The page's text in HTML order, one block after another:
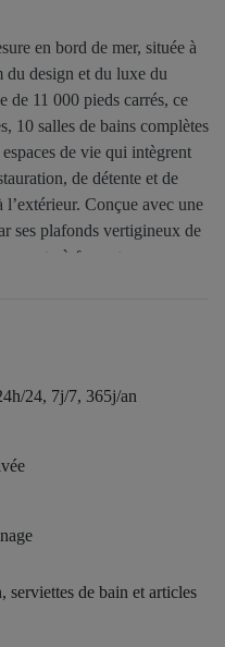
en bord de mer, située à
du design et du luxe du
de 11 000 pieds carrés, ce
10 salles de bains complètes
de vie qui intègrent
de détente et de
l’extérieur. Conçue avec une
ses plafonds vertigineux de
porte-à-faux et un
silver driftwood », font de
Sub-Zero,
d’extérieur Rockwell
pièces et espaces
d’un pavillon de vie
expérience de vie en
24, 7j/7, 365j/an
serviettes de bain et articles